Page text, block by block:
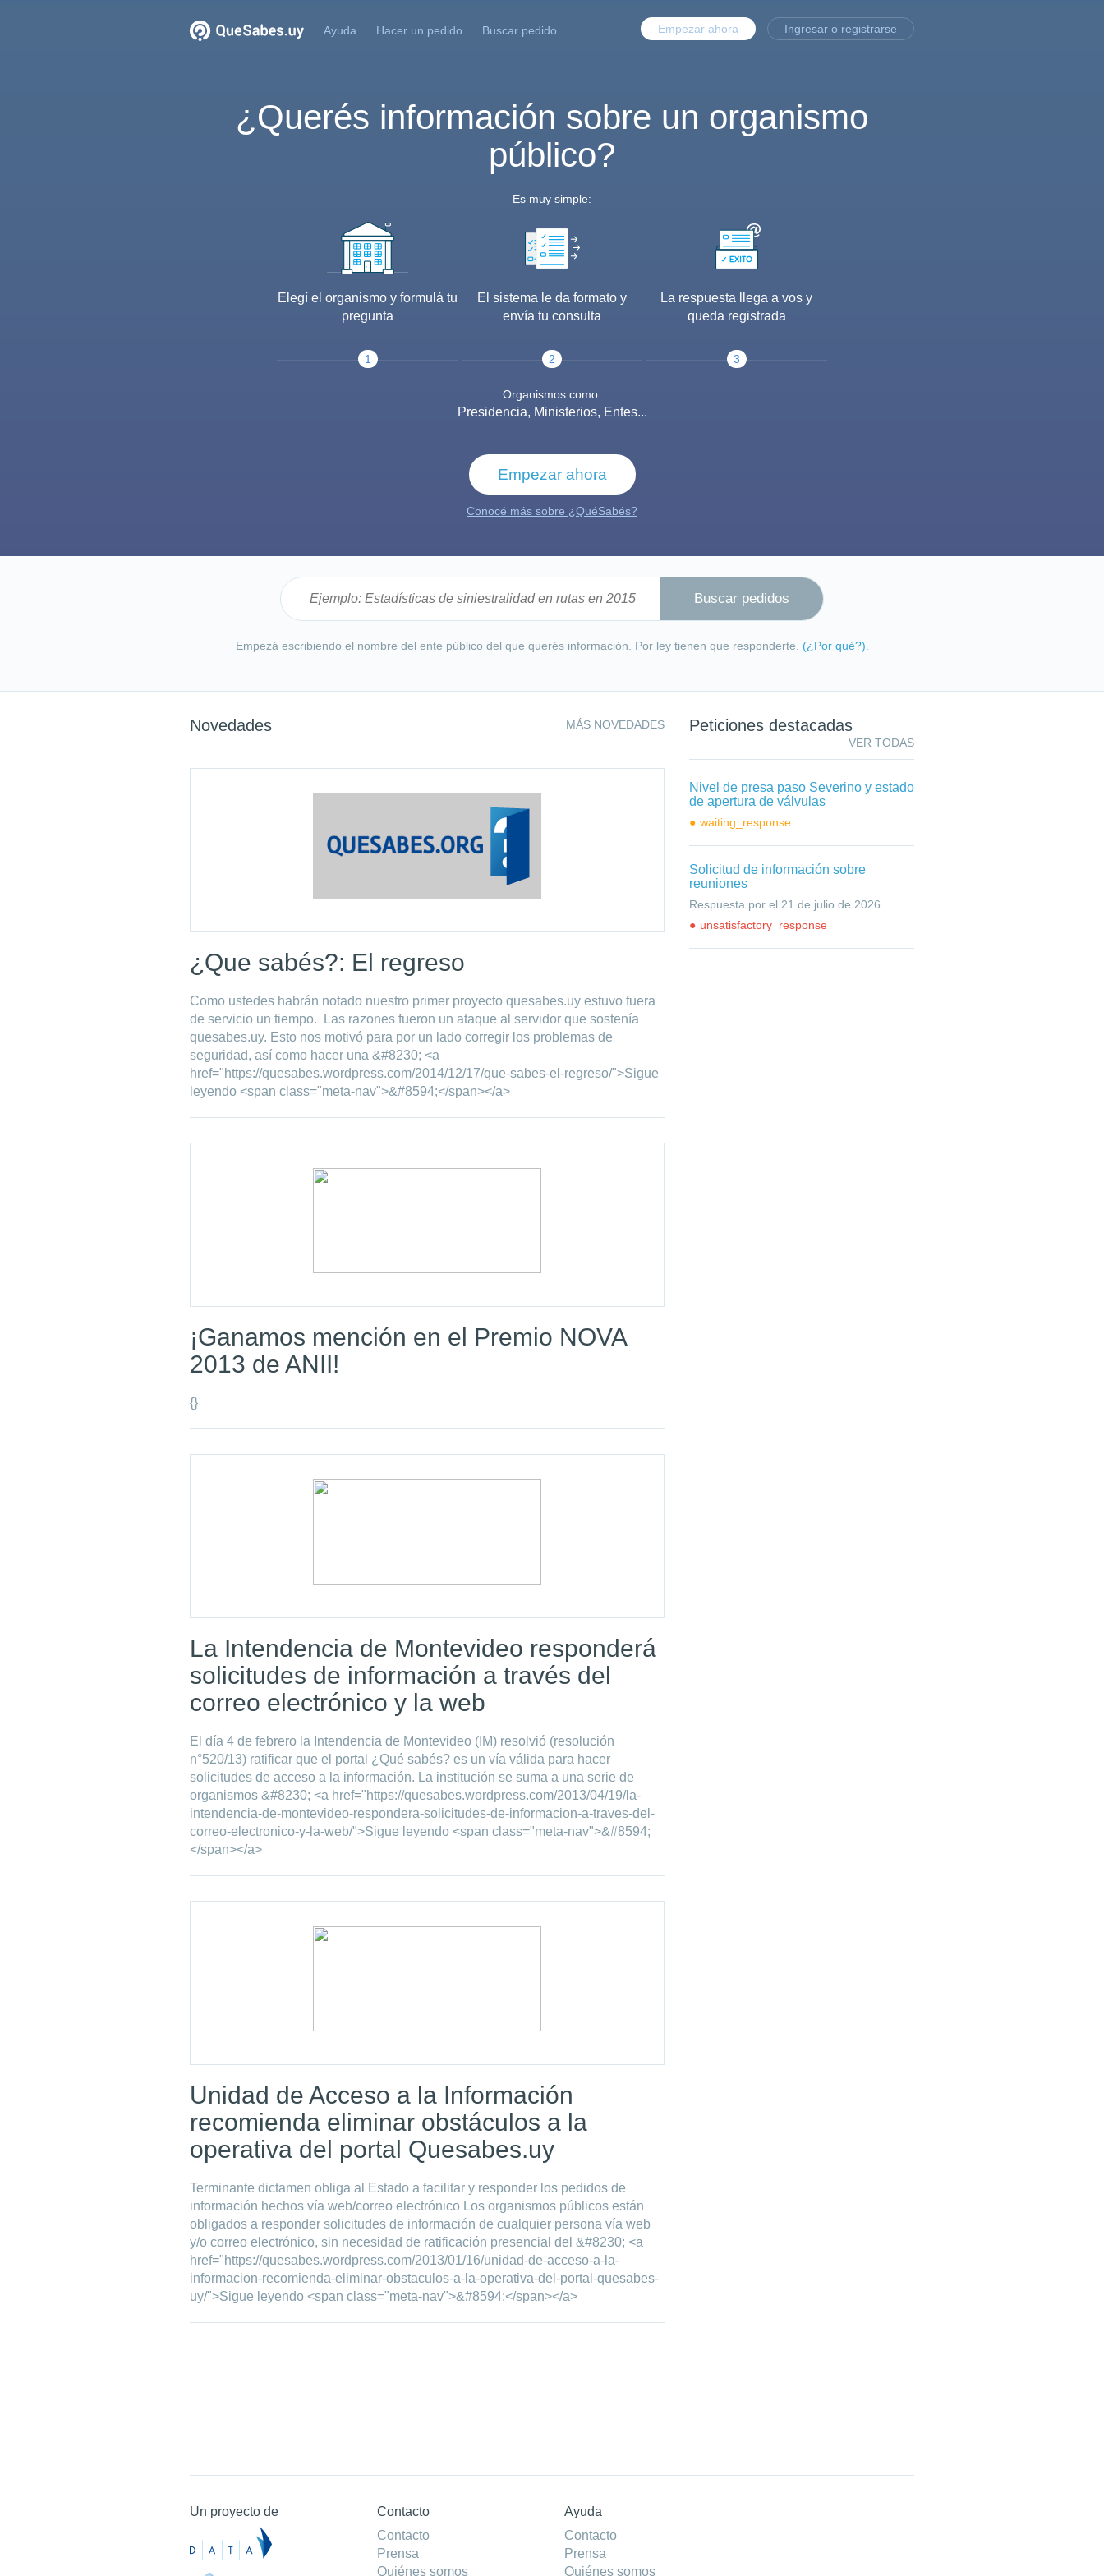
Ayuda Hacer un pedido Buscar pedido Empezar ahora Ingresar o registrarse
¿Querés información sobre un organismo
público?
Es muy simple:
Elegí el organismo y formulá tu
pregunta
1
El sistema le da formato y
envía tu consulta
2
La respuesta llega a vos y
queda registrada
3
Organismos como:
Presidencia, Ministerios, Entes...
Empezar ahora
Conocé más sobre ¿QuéSabés?
Empezá escribiendo el nombre del ente público del que querés información. Por ley tienen que responderte. (¿Por qué?)
Novedades MÁS NOVEDADES
¿Que sabés?: El regreso
Como ustedes habrán notado nuestro primer proyecto quesabes.uy estuvo fuera
de servicio un tiempo. Las razones fueron un ataque al servidor que sostenía
quesabes.uy. Esto nos motivó para por un lado corregir los problemas de
seguridad, así como hacer una &#8230; <a
href="https://quesabes.wordpress.com/2014/12/17/que-sabes-el-regreso/">Sigue
leyendo <span class="meta-nav">&#8594;</span></a>
¡Ganamos mención en el Premio NOVA
2013 de ANII!
{}
La Intendencia de Montevideo responderá
solicitudes de información a través del
correo electrónico y la web
El día 4 de febrero la Intendencia de Montevideo (IM) resolvió (resolución
n°520/13) ratificar que el portal ¿Qué sabés? es un vía válida para hacer
solicitudes de acceso a la información. La institución se suma a una serie de
organismos &#8230; <a href="https://quesabes.wordpress.com/2013/04/19/la-
intendencia-de-montevideo-respondera-solicitudes-de-informacion-a-traves-del-
correo-electronico-y-la-web/">Sigue leyendo <span class="meta-nav">&#8594;
</span></a>
Unidad de Acceso a la Información
recomienda eliminar obstáculos a la
operativa del portal Quesabes.uy
Terminante dictamen obliga al Estado a facilitar y responder los pedidos de
información hechos vía web/correo electrónico Los organismos públicos están
obligados a responder solicitudes de información de cualquier persona vía web
y/o correo electrónico, sin necesidad de ratificación presencial del &#8230; <a
href="https://quesabes.wordpress.com/2013/01/16/unidad-de-acceso-a-la-
informacion-recomienda-eliminar-obstaculos-a-la-operativa-del-portal-quesabes-
uy/">Sigue leyendo <span class="meta-nav">&#8594;</span></a>
Peticiones destacadas
VER TODAS
Nivel de presa paso Severino y estado
de apertura de válvulas
waiting_response
Solicitud de información sobre
reuniones
Respuesta por el 21 de julio de 2026
unsatisfactory_response
Un proyecto de
Contacto
Contacto
Prensa
Quiénes somos
Ayuda
Contacto
Prensa
Quiénes somos